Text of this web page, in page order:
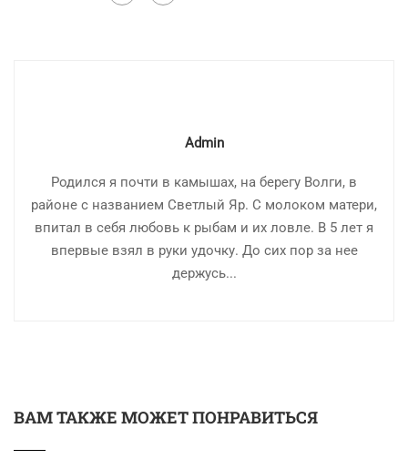
Admin
Родился я почти в камышах, на берегу Волги, в
районе с названием Светлый Яр. С молоком матери,
впитал в себя любовь к рыбам и их ловле. В 5 лет я
впервые взял в руки удочку. До сих пор за нее
держусь...
ВАМ ТАКЖЕ МОЖЕТ ПОНРАВИТЬСЯ